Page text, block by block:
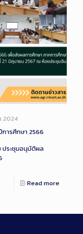
2024
ารศึกษา 2566
ประชุมอนุมัติผล
Read more